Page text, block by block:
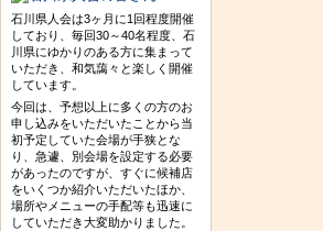
石川県人会は3ヶ月に1回程度開催
しており、毎回30～40名程度、石
川県にゆかりのある方に集まって
いただき、和気藹々と楽しく開催
しています。
今回は、予想以上に多くの方のお
申し込みをいただいたことから当
初予定していた会場が手狭とな
り、急遽、別会場を設定する必要
があったのですが、すぐに候補店
をいくつか紹介いただいたほか、
場所やメニューの手配等も迅速に
していただき大変助かりました。